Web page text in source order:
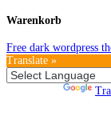
Warenkorb
Free dark wordpress
Translate »